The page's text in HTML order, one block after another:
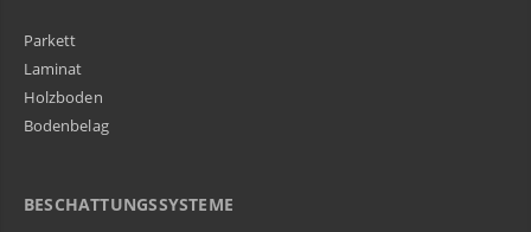
Parkett
Laminat
Holzboden
Bodenbelag
BESCHATTUNGSSYSTEME